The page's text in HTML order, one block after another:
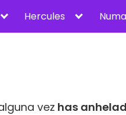
Hercules
vez has